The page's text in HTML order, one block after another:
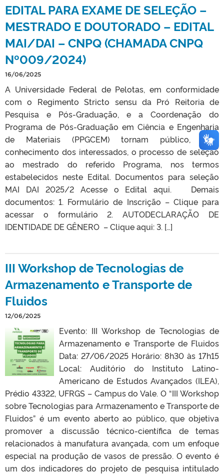
EDITAL PARA EXAME DE SELEÇÃO –
MESTRADO E DOUTORADO – EDITAL
MAI/DAI – CNPQ (CHAMADA CNPQ
Nº009/2024)
16/06/2025
A Universidade Federal de Pelotas, em conformidade
com o Regimento Stricto sensu da Pró Reitoria de
Pesquisa e Pós-Graduação, e a Coordenação do
Programa de Pós-Graduação em Ciência e Engenharia
de Materiais (PPGCEM) tornam público, para
conhecimento dos interessados, o processo de seleção
ao mestrado do referido Programa, nos termos
estabelecidos neste Edital. Documentos para seleção
MAI DAI 2025/2 Acesse o Edital aqui. Demais
documentos: 1. Formulário de Inscrição – Clique para
acessar o formulário 2. AUTODECLARAÇÃO DE
IDENTIDADE DE GÊNERO – Clique aqui: 3. […]
III Workshop de Tecnologias de
Armazenamento e Transporte de
Fluidos
12/06/2025
Evento: III Workshop de Tecnologias de
Armazenamento e Transporte de Fluidos
Data: 27/06/2025 Horário: 8h30 às 17h15
Local: Auditório do Instituto Latino-
Americano de Estudos Avançados (ILEA),
Prédio 43322, UFRGS – Campus do Vale. O “III Workshop
sobre Tecnologias para Armazenamento e Transporte de
Fluidos” é um evento aberto ao público, que objetiva
promover a discussão técnico-científica de temas
relacionados à manufatura avançada, com um enfoque
especial na produção de vasos de pressão. O evento é
um dos indicadores do projeto de pesquisa intitulado